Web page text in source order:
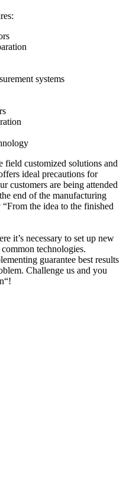
systems
field customized solutions and
ideal precautions for
customers are being attended
end of the manufacturing
the idea to the finished
it’s necessary to set up new
technologies.
guarantee best results
Challenge us and you